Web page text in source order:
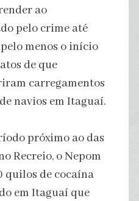
ao
pelo crime até
menos o início
de que
carregamentos
navios em Itaguaí.
próximo ao das
Recreio, o Nepom
quilos de cocaína
em Itaguaí que